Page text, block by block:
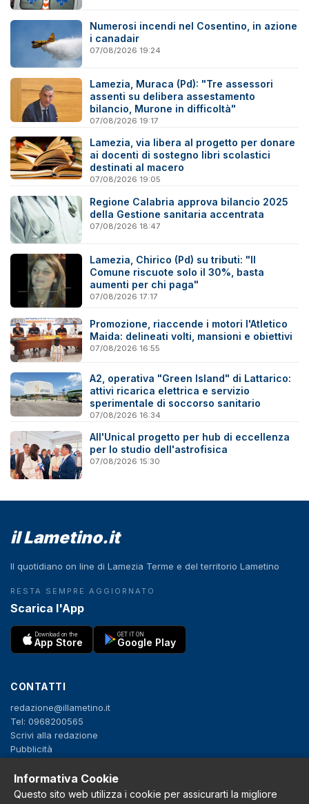
Numerosi incendi nel Cosentino, in azione
i canadair
07/08/2026 19:24
Lamezia, Muraca (Pd): "Tre assessori
assenti su delibera assestamento
bilancio, Murone in difficoltà"
07/08/2026 19:17
Lamezia, via libera al progetto per donare
ai docenti di sostegno libri scolastici
destinati al macero
07/08/2026 19:05
Regione Calabria approva bilancio 2025
della Gestione sanitaria accentrata
07/08/2026 18:47
Lamezia, Chirico (Pd) su tributi: "Il
Comune riscuote solo il 30%, basta
aumenti per chi paga"
07/08/2026 17:17
Promozione, riaccende i motori l'Atletico
Maida: delineati volti, mansioni e obiettivi
07/08/2026 16:55
A2, operativa "Green Island" di Lattarico:
attivi ricarica elettrica e servizio
sperimentale di soccorso sanitario
07/08/2026 16:34
All'Unical progetto per hub di eccellenza
per lo studio dell'astrofisica
07/08/2026 15:30
il Lametino.it
Il quotidiano on line di Lamezia Terme e del territorio Lametino
RESTA SEMPRE AGGIORNATO
Scarica l'App
Download on the
App Store
GET IT ON
Google Play
CONTATTI
redazione@illametino.it
Tel: 0968200565
Scrivi alla redazione
Pubblicità
SEGUICI
Informativa Cookie
Questo sito web utilizza i cookie per assicurarti la migliore